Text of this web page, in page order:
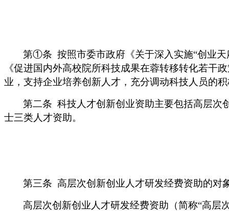
第①条 按照市委市政府《关于深入实施“创业
《促进国内外高校院所科技成果在蓉转移转化若干
业，支持企业培养创新人才，充分调动科技人员的
第二条 科技人才创新创业资助主要包括高层次
士三类人才资助。
第三条 高层次创新创业人才研发经费资助的对
高层次创新创业人才研发经费资助（简称“高层